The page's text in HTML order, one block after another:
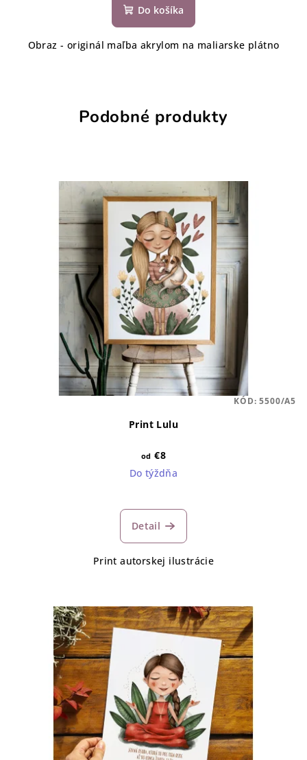
Do košíka
Obraz - originál maľba akrylom na maliarske plátno
Podobné produkty
Print Lulu
od €8
Do týždňa
Detail
Print autorskej ilustrácie
KÓD:5500/A5